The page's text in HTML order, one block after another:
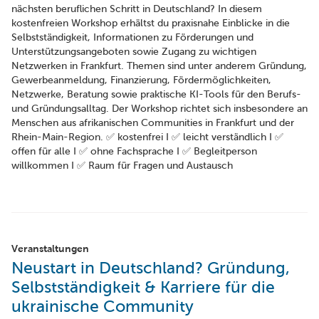
nächsten beruflichen Schritt in Deutschland? In diesem
kostenfreien Workshop erhältst du praxisnahe Einblicke in die
Selbstständigkeit, Informationen zu Förderungen und
Unterstützungsangeboten sowie Zugang zu wichtigen
Netzwerken in Frankfurt. Themen sind unter anderem Gründung,
Gewerbeanmeldung, Finanzierung, Fördermöglichkeiten,
Netzwerke, Beratung sowie praktische KI-Tools für den Berufs-
und Gründungsalltag. Der Workshop richtet sich insbesondere an
Menschen aus afrikanischen Communities in Frankfurt und der
Rhein-Main-Region. ✅ kostenfrei I ✅ leicht verständlich I ✅
offen für alle I ✅ ohne Fachsprache I ✅ Begleitperson
willkommen I ✅ Raum für Fragen und Austausch
Veranstaltungen
Neustart in Deutschland? Gründung,
Selbstständigkeit & Karriere für die
ukrainische Community